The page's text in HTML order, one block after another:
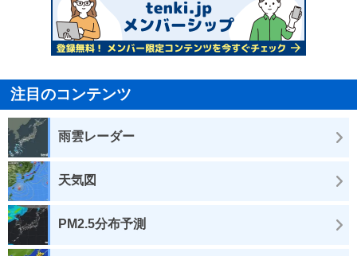
注目のコンテンツ
雨雲レーダー
天気図
PM2.5分布予測